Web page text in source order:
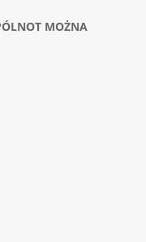
MOŻNA